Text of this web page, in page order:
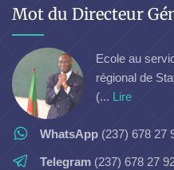
Mot du Directeur
Ecole au
régional de
(... Lire
WhatsApp (237) 678 27
Telegram (237) 678 27